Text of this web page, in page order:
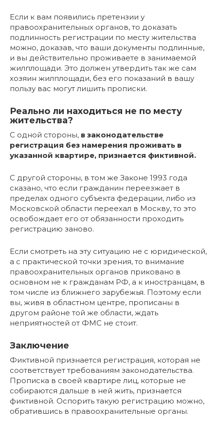
Если к вам появились претензии у
правоохранительных органов, то доказать
подлинность регистрации по месту жительства
можно, доказав, что ваши документы подлинные,
и вы действительно проживаете в занимаемой
жилплощади. Это должен утвердить так же сам
хозяин жилплощади, без его показаний в вашу
пользу вас могут лишить прописки.
Реально ли находиться не по месту
жительства?
С одной стороны, в законодательстве
регистрация без намерения проживать в
указанной квартире, признается фиктивной.
С другой стороны, в том же Законе 1993 года
сказано, что если гражданин переезжает в
пределах одного субъекта федерации, либо из
Московской области переехал в Москву, то это
освобождает его от обязанности проходить
регистрацию заново.
Если смотреть на эту ситуацию не с юридической,
а с практической точки зрения, то внимание
правоохранительных органов приковано в
основном не к гражданам РФ, а к иностранцам, в
том числе из ближнего зарубежья. Поэтому если
вы, живя в областном центре, прописаны в
другом районе той же области, ждать
неприятностей от ФМС не стоит.
Заключение
Фиктивной признается регистрация, которая не
соответствует требованиям законодательства.
Прописка в своей квартире лиц, которые не
собираются дальше в ней жить, признается
фиктивной. Оспорить такую регистрацию можно,
обратившись в правоохранительные органы.